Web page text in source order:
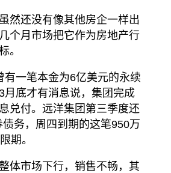
然还没有像其他房企一样出
个月市场把它作为房地产行
。
有一笔本金为6亿美元的永续
月底才有消息说，集团完成
兑付。远洋集团第三季度还
务，周四到期的这笔950万
期。
体市场下行，销售不畅，其